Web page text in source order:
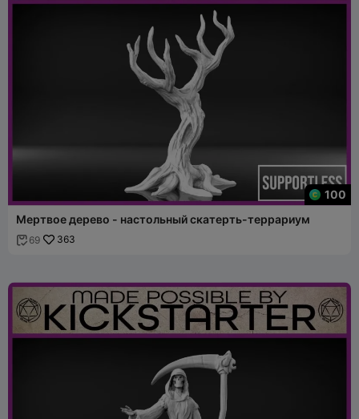
100
Мертвое дерево - настольный скатерть-террариум
 69 363